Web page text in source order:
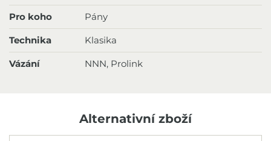
Pro koho Pány
Technika Klasika
Vázání NNN, Prolink
Alternativní zboží